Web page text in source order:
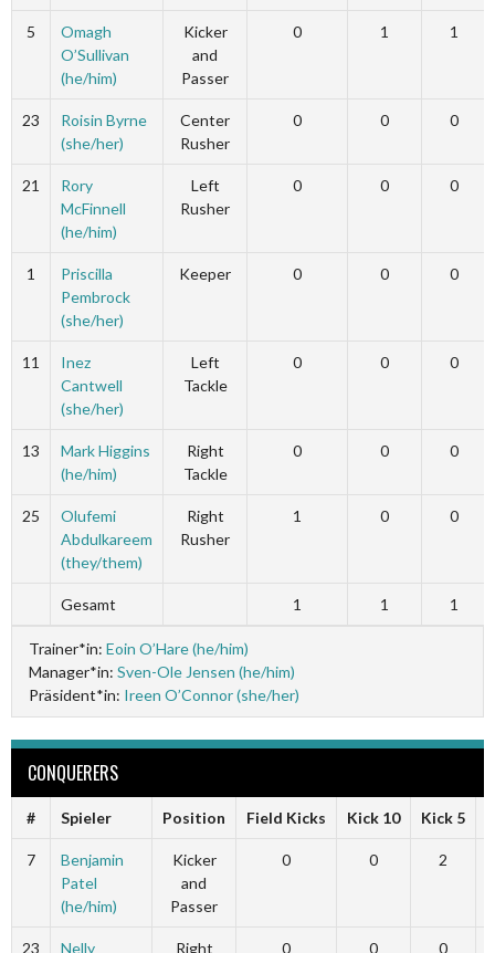
5
Omagh
O’Sullivan
(he/him)
Kicker
and
Passer
0 1 1
23
Roisin Byrne
(she/her)
Center
Rusher
0 0 0
21
Rory
McFinnell
(he/him)
Left
Rusher
0 0 0
1
Priscilla
Pembrock
(she/her)
Keeper 0 0 0
11
Inez
Cantwell
(she/her)
Left
Tackle
0 0 0
13
Mark Higgins
(he/him)
Right
Tackle
0 0 0
25
Olufemi
Abdulkareem
(they/them)
Right
Rusher
1 0 0
Gesamt 1 1 1
Trainer*in: Eoin O’Hare (he/him)
Manager*in: Sven-Ole Jensen (he/him)
Präsident*in: Ireen O’Connor (she/her)
CONQUERERS
# Spieler Position Field Kicks Kick 10 Kick 5
7
Benjamin
Patel
(he/him)
Kicker
and
Passer
0 0 2
23
Nelly
Right
0 0 0